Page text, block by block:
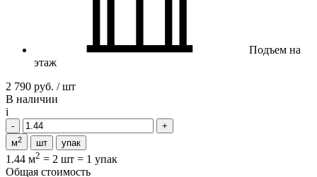
Подъем на
этаж
2 790 руб. / шт
В наличии
i
м2 шт упак
1.44 м2 = 2 шт = 1 упак
Общая стоимость